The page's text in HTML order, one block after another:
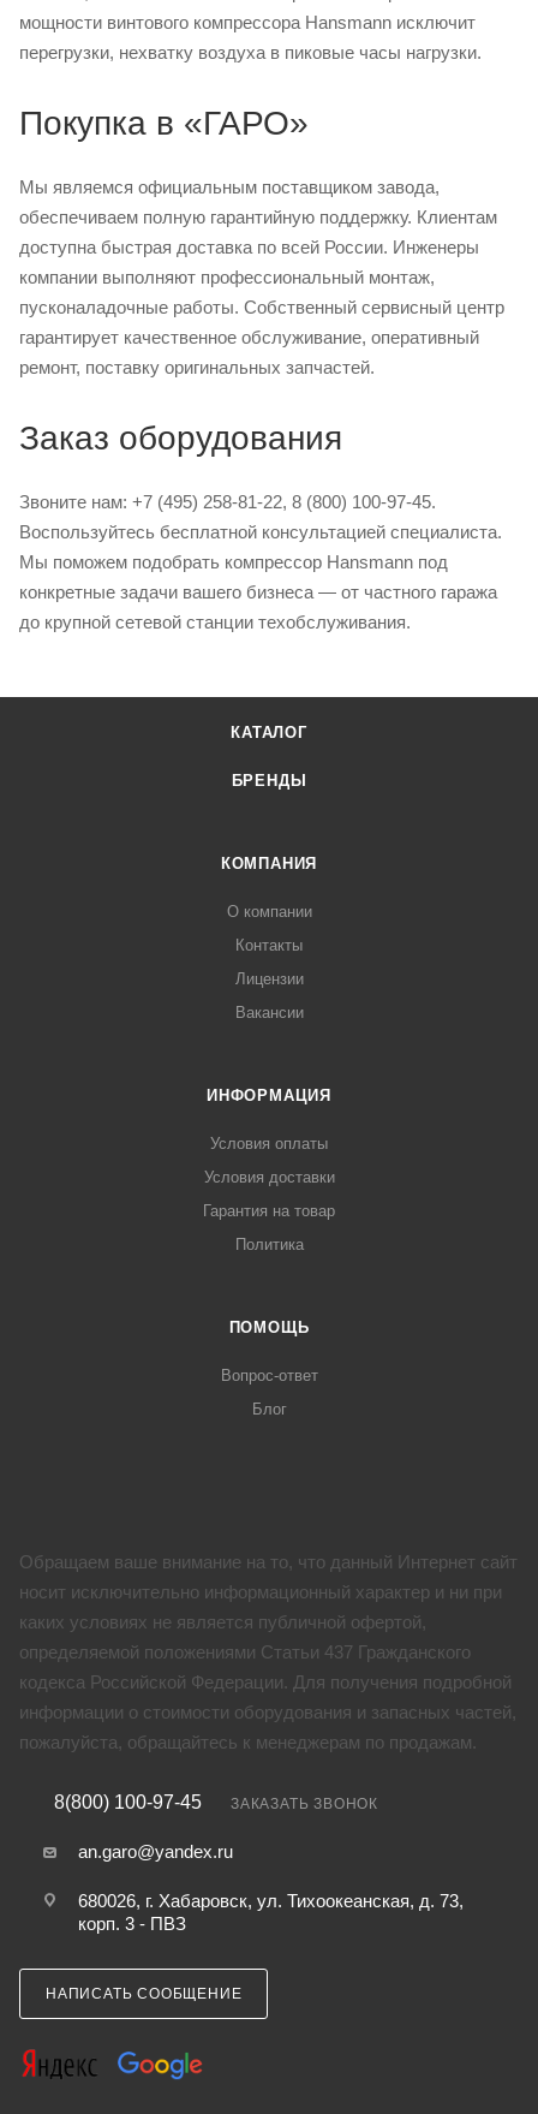
мощности винтового компрессора Hansmann исключит
перегрузки, нехватку воздуха в пиковые часы нагрузки.
Покупка в «ГАРО»
Мы являемся официальным поставщиком завода,
обеспечиваем полную гарантийную поддержку. Клиентам
доступна быстрая доставка по всей России. Инженеры
компании выполняют профессиональный монтаж,
пусконаладочные работы. Собственный сервисный центр
гарантирует качественное обслуживание, оперативный
ремонт, поставку оригинальных запчастей.
Заказ оборудования
Звоните нам: +7 (495) 258-81-22, 8 (800) 100-97-45.
Воспользуйтесь бесплатной консультацией специалиста.
Мы поможем подобрать компрессор Hansmann под
конкретные задачи вашего бизнеса — от частного гаража
до крупной сетевой станции техобслуживания.
КАТАЛОГ
БРЕНДЫ
КОМПАНИЯ
О компании
Контакты
Лицензии
Вакансии
ИНФОРМАЦИЯ
Условия оплаты
Условия доставки
Гарантия на товар
Политика
ПОМОЩЬ
Вопрос-ответ
Блог
Обращаем ваше внимание на то, что данный Интернет сайт
носит исключительно информационный характер и ни при
каких условиях не является публичной офертой,
определяемой положениями Статьи 437 Гражданского
кодекса Российской Федерации. Для получения подробной
информации о стоимости оборудования и запасных частей,
пожалуйста, обращайтесь к менеджерам по продажам.
8(800) 100-97-45 ЗАКАЗАТЬ ЗВОНОК
an.garo@yandex.ru
680026, г. Хабаровск, ул. Тихоокеанская, д. 73,
корп. 3 - ПВЗ
НАПИСАТЬ СООБЩЕНИЕ